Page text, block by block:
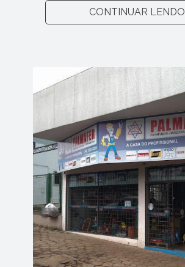
CONTINUAR LENDO